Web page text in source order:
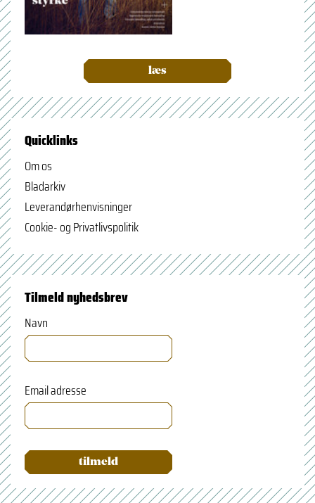
læs
Quicklinks
Om os
Bladarkiv
Leverandørhenvisninger
Cookie- og Privatlivspolitik
Tilmeld nyhedsbrev
Navn
Email adresse